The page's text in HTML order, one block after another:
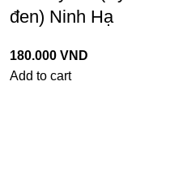
đen) Ninh Hạ
180.000 VND
Add to cart